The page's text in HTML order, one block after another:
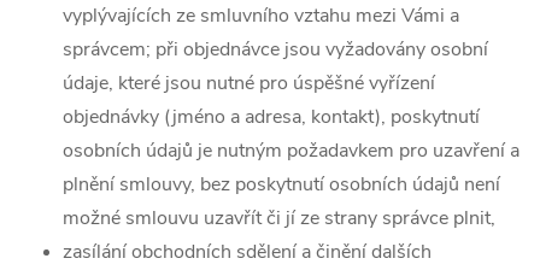
vyplývajících ze smluvního vztahu mezi Vámi a
správcem; při objednávce jsou vyžadovány osobní
údaje, které jsou nutné pro úspěšné vyřízení
objednávky (jméno a adresa, kontakt), poskytnutí
osobních údajů je nutným požadavkem pro uzavření a
plnění smlouvy, bez poskytnutí osobních údajů není
možné smlouvu uzavřít či jí ze strany správce plnit,
zasílání obchodních sdělení a činění dalších